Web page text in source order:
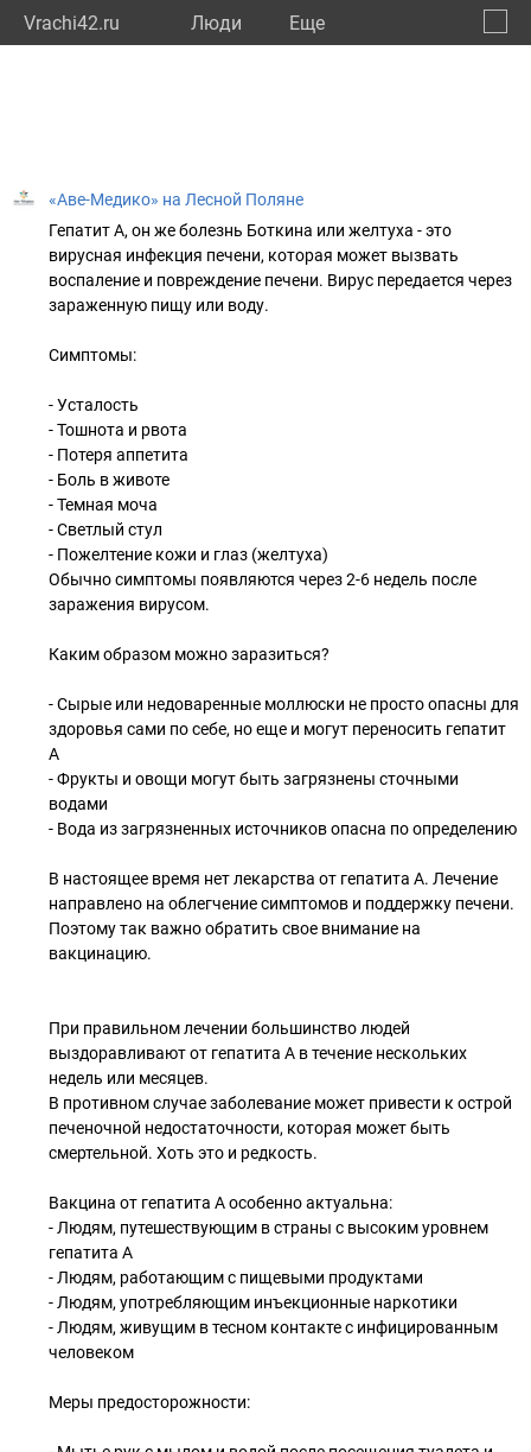
Vrachi42.ru Люди Eще
«Аве-Медико» на Лесной Поляне
Гепатит А, он же болезнь Боткина или желтуха - это
вирусная инфекция печени, которая может вызвать
воспаление и повреждение печени. Вирус передается через
зараженную пищу или воду.
Симптомы:
- Усталость
- Тошнота и рвота
- Потеря аппетита
- Боль в животе
- Темная моча
- Светлый стул
- Пожелтение кожи и глаз (желтуха)
Обычно симптомы появляются через 2-6 недель после
заражения вирусом.
Каким образом можно заразиться?
- Сырые или недоваренные моллюски не просто опасны для
здоровья сами по себе, но еще и могут переносить гепатит
А
- Фрукты и овощи могут быть загрязнены сточными
водами
- Вода из загрязненных источников опасна по определению
В настоящее время нет лекарства от гепатита А. Лечение
направлено на облегчение симптомов и поддержку печени.
Поэтому так важно обратить свое внимание на
вакцинацию.
При правильном лечении большинство людей
выздоравливают от гепатита А в течение нескольких
недель или месяцев.
В противном случае заболевание может привести к острой
печеночной недостаточности, которая может быть
смертельной. Хоть это и редкость.
Вакцина от гепатита А особенно актуальна:
- Людям, путешествующим в страны с высоким уровнем
гепатита А
- Людям, работающим с пищевыми продуктами
- Людям, употребляющим инъекционные наркотики
- Людям, живущим в тесном контакте с инфицированным
человеком
Меры предосторожности: